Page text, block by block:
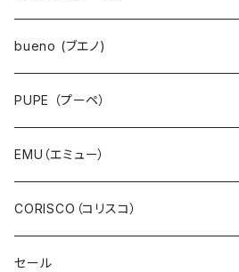
ワンピース・チュニック
スカート・ジャンパースカート
パンツ・ジーンズ
サロペット・サスペンダー・オールインワン
デニム
bueno (ブエノ)
PUPE （プーペ）
EMU（エミュー）
CORISCO（コリスコ）
セール